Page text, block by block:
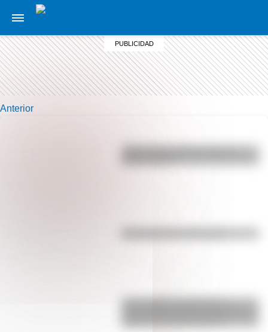
Anterior
¿Por qué los perros se ponen
17 de agosto: actividades y